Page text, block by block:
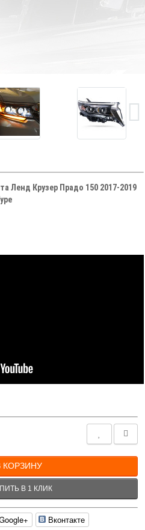
Ленд Крузер Прадо 150 2017-2019
КОРЗИНУ
В 1 КЛИК
Вконтакте